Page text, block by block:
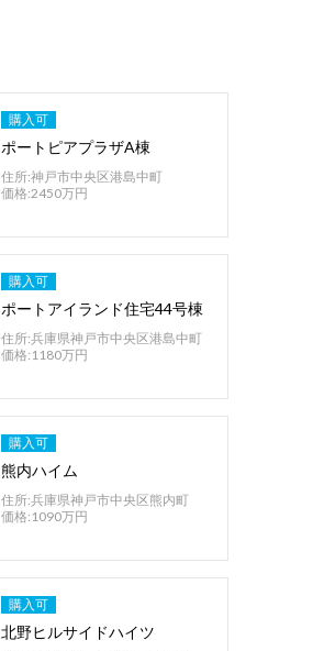
購入可
ポートピアプラザA棟
住所:神戸市中央区港島中町
価格:2450万円
購入可
ポートアイランド住宅44号棟
住所:兵庫県神戸市中央区港島中町
価格:1180万円
購入可
熊内ハイム
住所:兵庫県神戸市中央区熊内町
価格:1090万円
購入可
北野ヒルサイドハイツ